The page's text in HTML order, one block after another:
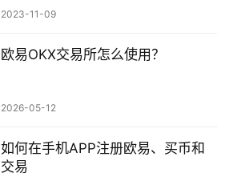
2023-11-09
欧易OKX交易所怎么使用？
2026-05-12
如何在手机APP注册欧易、买币和
交易